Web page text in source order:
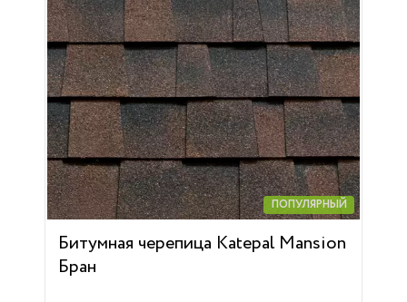
ПОПУЛЯРНЫЙ
Битумная черепица Katepal Mansion
Бран